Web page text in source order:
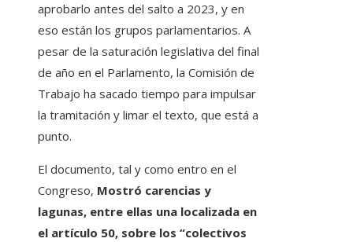
aprobarlo antes del salto a 2023, y en
eso están los grupos parlamentarios. A
pesar de la saturación legislativa del final
de año en el Parlamento, la Comisión de
Trabajo ha sacado tiempo para impulsar
la tramitación y limar el texto, que está a
punto.
El documento, tal y como entro en el
Congreso, Mostró carencias y
lagunas, entre ellas una localizada en
el artículo 50, sobre los “colectivos